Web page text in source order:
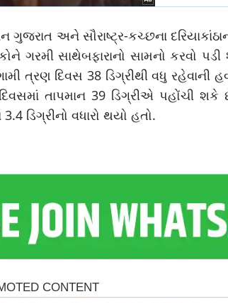
ગુજરાત અને સૌરાષ્ટ્ર-કચ્છના
ગરમી સાથેબફારાનો સામનો કરવો પડી
ત્રણ દિવસ 38 ડિગ્રીથી વધુ રહેવાની
તાપમાન 39 ડિગ્રીએ પહોંચી શકે
ડિગ્રીનો વધારો થયો હતો.